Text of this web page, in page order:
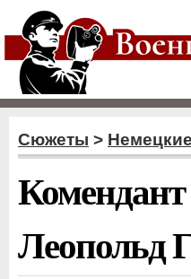
Сюжеты >
Леопольд